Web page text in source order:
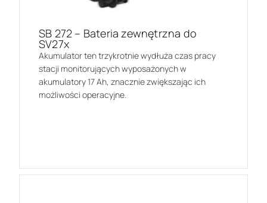
SB 272 – Bateria zewnętrzna do
SV27x
Akumulator ten trzykrotnie wydłuża czas pracy
stacji monitorujących wyposażonych w
akumulatory 17 Ah, znacznie zwiększając ich
możliwości operacyjne.